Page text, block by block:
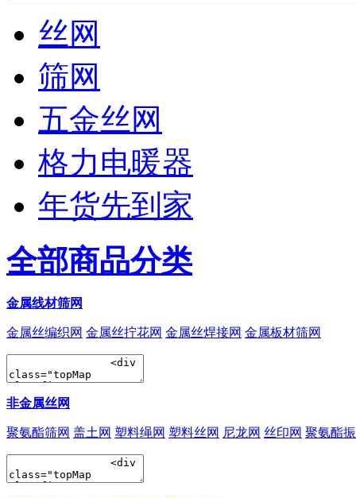
丝网
筛网
五金丝网
格力电暖器
年货先到家
全部商品分类
金属线材筛网
金属丝编织网 金属丝拧花网 金属丝焊接网 金属板材筛网
非金属丝网
聚氨酯筛网 盖土网 塑料绳网 塑料丝网 尼龙网 丝印网 聚氨酯